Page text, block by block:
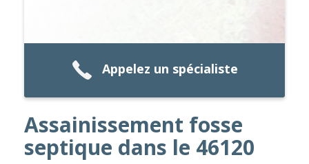
Appelez un spécialiste
Assainissement fosse
septique dans le 46120